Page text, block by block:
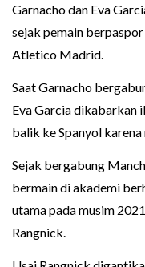
Garnacho dan Eva
sejak pemain
Atletico Madrid.
Saat Garnacho
Eva Garcia dikabarkan
balik ke Spanyol
Sejak bergabung
bermain di akademi
utama pada musim
Rangnick.